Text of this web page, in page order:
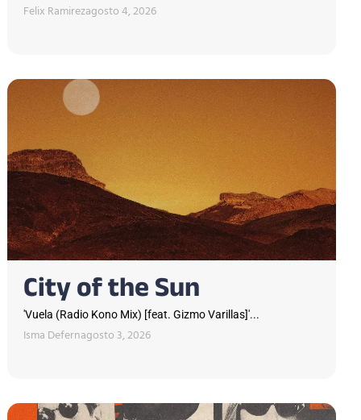
Felix Ramirezagosto 4, 2026
City of the Sun
'Vuela (Radio Kono Mix) [feat. Gizmo Varillas]'...
Isma Defernagosto 3, 2026